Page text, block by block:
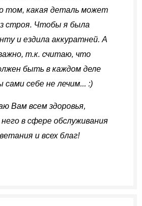
том, какая деталь может
строя. Чтобы я была
и ездила аккуратней. А
т.к. считаю, что
быть в каждом деле
сами себе не лечим... :)
Вам всем здоровья,
в сфере обслуживания
и всех благ!